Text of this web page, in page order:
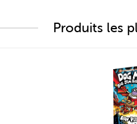
Produits les